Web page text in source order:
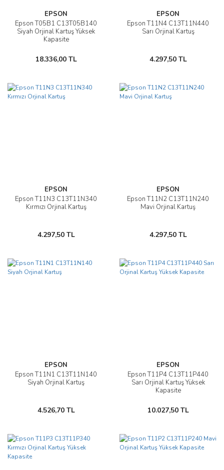
EPSON
Epson T05B1 C13T05B140
Siyah Orjinal Kartuş Yüksek
Kapasite
18.336,00 TL
EPSON
Epson T11N4 C13T11N440
Sarı Orjinal Kartuş
4.297,50 TL
EPSON
Epson T11N3 C13T11N340
Kırmızı Orjinal Kartuş
4.297,50 TL
EPSON
Epson T11N2 C13T11N240
Mavi Orjinal Kartuş
4.297,50 TL
EPSON
Epson T11N1 C13T11N140
Siyah Orjinal Kartuş
4.526,70 TL
EPSON
Epson T11P4 C13T11P440
Sarı Orjinal Kartuş Yüksek
Kapasite
10.027,50 TL